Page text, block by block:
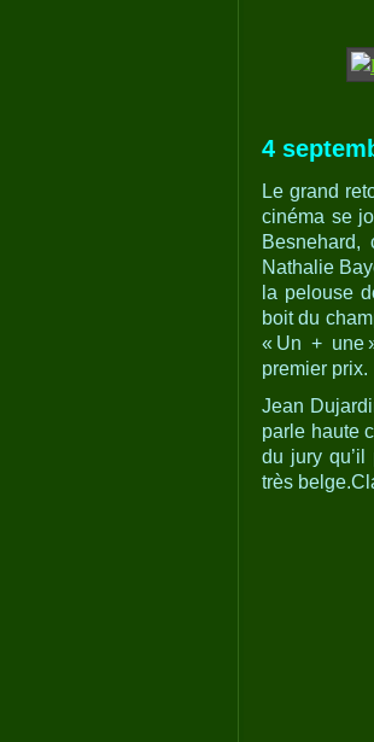
4
Le grand
cinéma se
Nathalie
la pelouse
boit du
« Un + une
premier prix.
Jean
parle haute
du jury
très